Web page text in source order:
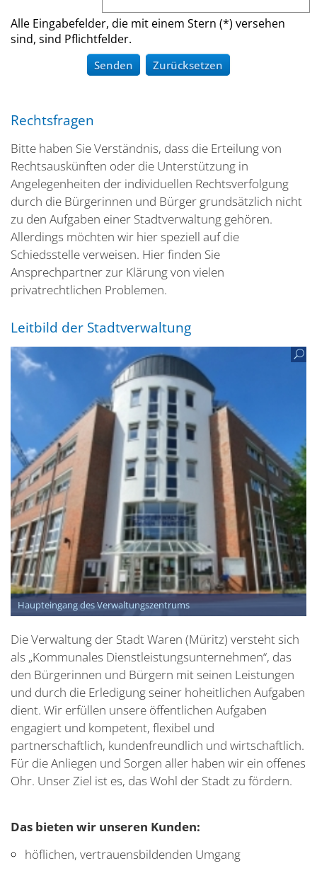
Alle Eingabefelder, die mit einem Stern (*) versehen
sind, sind Pflichtfelder.
Rechtsfragen
Bitte haben Sie Verständnis, dass die Erteilung von
Rechtsauskünften oder die Unterstützung in
Angelegenheiten der individuellen Rechtsverfolgung
durch die Bürgerinnen und Bürger grundsätzlich nicht
zu den Aufgaben einer Stadtverwaltung gehören.
Allerdings möchten wir hier speziell auf die
Schiedsstelle verweisen. Hier finden Sie
Ansprechpartner zur Klärung von vielen
privatrechtlichen Problemen.
Leitbild der Stadtverwaltung
Haupteingang des Verwaltungszentrums
Die Verwaltung der Stadt Waren (Müritz) versteht sich
als „Kommunales Dienstleistungsunternehmen“, das
den Bürgerinnen und Bürgern mit seinen Leistungen
und durch die Erledigung seiner hoheitlichen Aufgaben
dient. Wir erfüllen unsere öffentlichen Aufgaben
engagiert und kompetent, flexibel und
partnerschaftlich, kundenfreundlich und wirtschaftlich.
Für die Anliegen und Sorgen aller haben wir ein offenes
Ohr. Unser Ziel ist es, das Wohl der Stadt zu fördern.
Das bieten wir unseren Kunden:
höflichen, vertrauensbildenden Umgang